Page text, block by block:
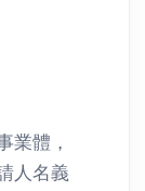
業體，
人名義